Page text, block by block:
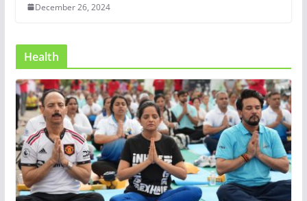
December 26, 2024
Health